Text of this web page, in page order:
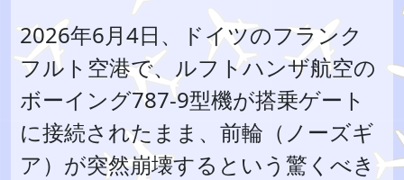
2026年6月4日、ドイツのフランク
フルト空港で、ルフトハンザ航空の
ボーイング787-9型機が搭乗ゲート
に接続されたまま、前輪（ノーズギ
ア）が突然崩壊するという驚くべき